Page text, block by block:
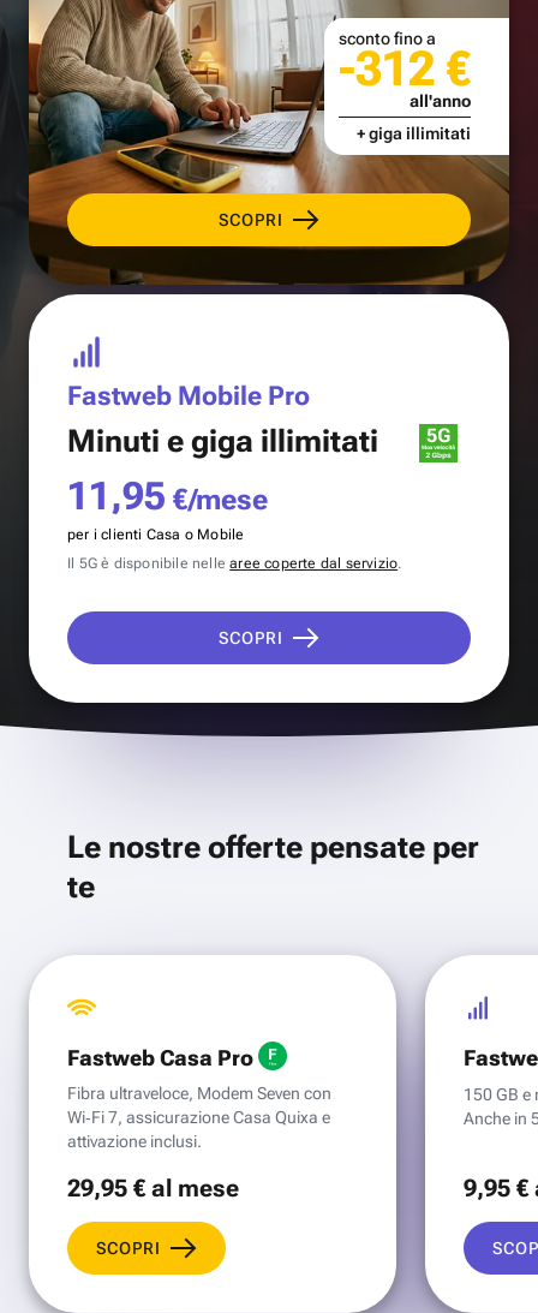
SCOPRI
sconto fino a
-312 €
all'anno
+ giga illimitati
Fastweb Mobile Pro
Minuti e giga illimitati
11,95 €/mese
per i clienti Casa o Mobile
Il 5G è disponibile nellearee coperte dal servizio.
SCOPRI
Le nostre offerte pensate per
te
Fastweb Casa Pro
Fibra ultraveloce, Modem Seven con
Wi‑Fi 7, assicurazione Casa Quixa e
attivazione inclusi.
29,95 €al mese
SCOPRI
150 GB e
Anche in
9,95 €